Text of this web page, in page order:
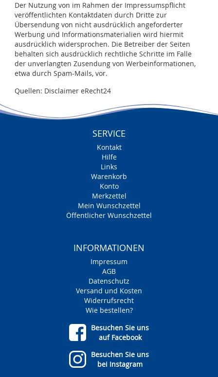
Der Nutzung von im Rahmen der Impressumspflicht
veröffentlichten Kontaktdaten durch Dritte zur
Übersendung von nicht ausdrücklich angeforderter
Werbung und Informationsmaterialien wird hiermit
ausdrücklich widersprochen. Die Betreiber der Seiten
behalten sich ausdrücklich rechtliche Schritte im Falle
der unverlangten Zusendung von Werbeinformationen,
etwa durch Spam-Mails, vor.
Quellen: Disclaimer eRecht24
SERVICE
Kontakt
Hilfe
Links
Warenkorb
Konto
Merkzettel
Mein Wunschzettel
Öffentlicher Wunschzettel
INFORMATIONEN
Impressum
AGB
Datenschutz
Versand und Kosten
Widerrufsrecht
Wie bestellen?
Besuchen Sie uns
auf Facebook
Besuchen Sie uns
bei Instagram